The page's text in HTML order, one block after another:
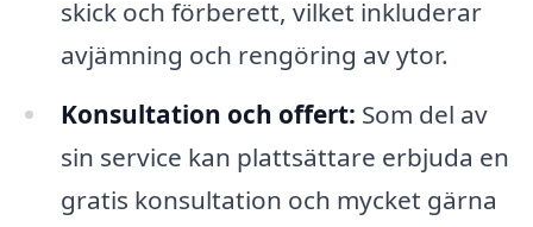
skick och förberett, vilket inkluderar
avjämning och rengöring av ytor.
Konsultation och offert: Som del av
sin service kan plattsättare erbjuda en
gratis konsultation och mycket gärna